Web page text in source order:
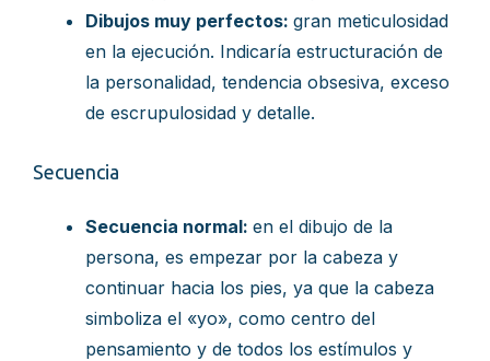
Dibujos muy perfectos: gran meticulosidad
en la ejecución. Indicaría estructuración de
la personalidad, tendencia obsesiva, exceso
de escrupulosidad y detalle.
Secuencia
Secuencia normal: en el dibujo de la
persona, es empezar por la cabeza y
continuar hacia los pies, ya que la cabeza
simboliza el «yo», como centro del
pensamiento y de todos los estímulos y